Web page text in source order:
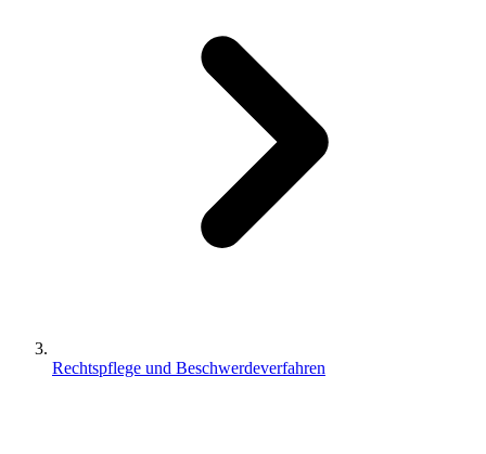
Rechtspflege und Beschwerdeverfahren